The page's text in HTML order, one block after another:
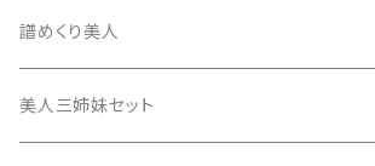
地唄撥
撥滑り止めゴム
ひざゴム・胴ゴム・おひざもと
譜めくり美人
美人三姉妹セット